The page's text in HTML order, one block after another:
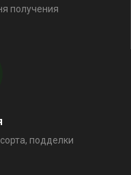
получения
подделки